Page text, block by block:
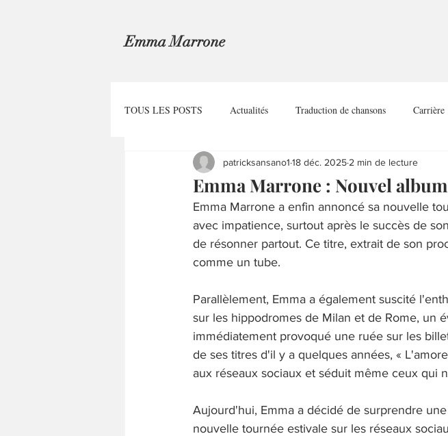
Emma Marrone
TOUS LES POSTS Actualités Traduction de chansons Carrière
Emma Marrone : Nouvel
patricksansano1 18 déc. 2025 2 min de lecture
Emma Marrone a enfin annoncé sa nouvelle
avec impatience, surtout après le succès de
de résonner partout. Ce titre, extrait de son
comme un tube.
Parallèlement, Emma a également suscité
sur les hippodromes de Milan et de Rome, un
immédiatement provoqué une ruée sur les
de ses titres d'il y a quelques années, «
aux réseaux sociaux et séduit même ceux qui
Aujourd'hui, Emma a décidé de surprendre
nouvelle tournée estivale sur les réseaux